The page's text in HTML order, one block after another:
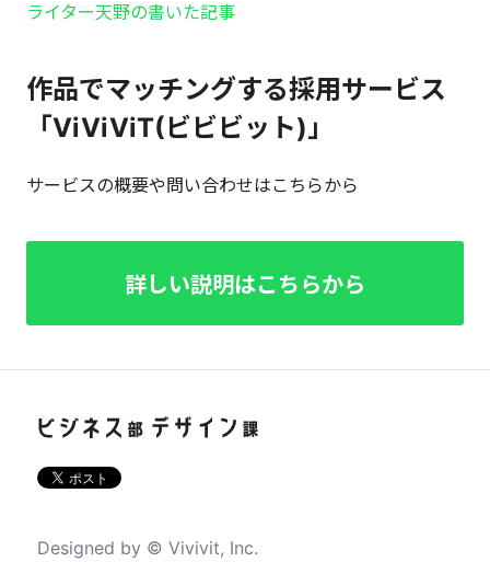
ライター天野の書いた記事
作品でマッチングする採用サービス
「ViViViT(ビビビット)」
サービスの概要や問い合わせはこちらから
詳しい説明はこちらから
Designed by © Vivivit, Inc.